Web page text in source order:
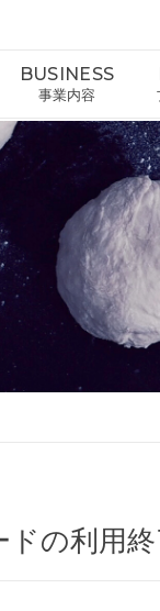
BUSINESS
事業内容
ドの利用